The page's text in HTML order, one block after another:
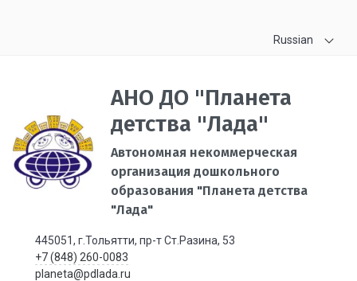
Russian
АНО ДО "Планета
детства "Лада"
Автономная некоммерческая
организация дошкольного
образования "Планета детства
"Лада"
445051, г.Тольятти, пр-т Ст.Разина, 53
+7 (848) 260-0083
planeta@pdlada.ru